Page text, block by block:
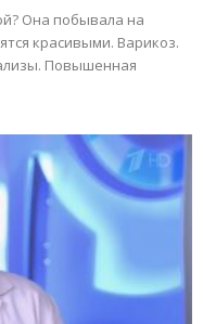
Она побывала на
красивыми. Варикоз.
Повышенная